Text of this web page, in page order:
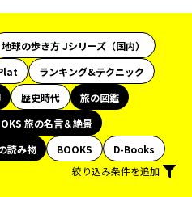
地球の歩き方 Jシリーズ（国内）
ランキング&テクニック
歴史時代
旅の図鑑
旅の名言＆絶景
読み物 BOOKS
D-Books
絞り込み条件を追加